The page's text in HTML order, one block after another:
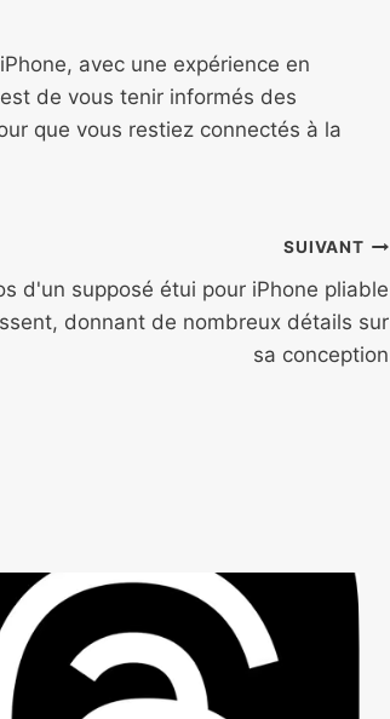
avec une expérience en
de vous tenir informés des
que vous restiez connectés à la
SUIVANT
d'un supposé étui pour iPhone pliable
donnant de nombreux détails sur
sa conception